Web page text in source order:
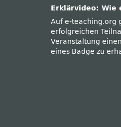
Erklärvideo: Wie
Auf e-teaching.org
erfolgreichen
Veranstaltung
eines Badge zu
sich ganz
herunterladen. Im